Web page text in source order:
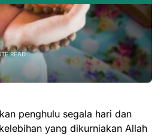
READ
penghulu segala hari dan
yang dikurniakan Allah